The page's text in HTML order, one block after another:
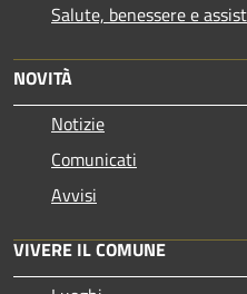
Salute, benessere e
NOVITÀ
Notizie
Comunicati
Avvisi
VIVERE IL COMUNE